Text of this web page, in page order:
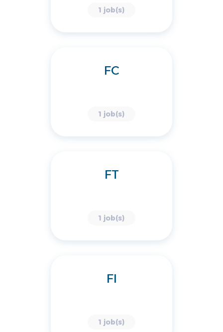
1 job(s)
FC
1 job(s)
FT
1 job(s)
FI
1 job(s)